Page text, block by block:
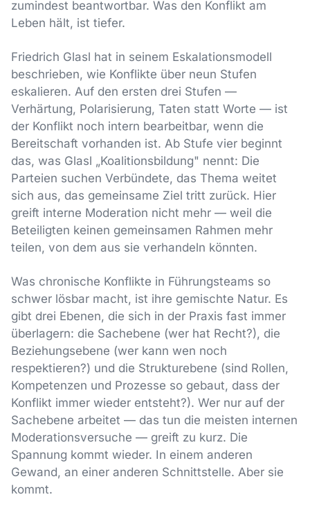
zumindest beantwortbar. Was den Konflikt am
Leben hält, ist tiefer.
Friedrich Glasl hat in seinem Eskalationsmodell
beschrieben, wie Konflikte über neun Stufen
eskalieren. Auf den ersten drei Stufen —
Verhärtung, Polarisierung, Taten statt Worte — ist
der Konflikt noch intern bearbeitbar, wenn die
Bereitschaft vorhanden ist. Ab Stufe vier beginnt
das, was Glasl „Koalitionsbildung" nennt: Die
Parteien suchen Verbündete, das Thema weitet
sich aus, das gemeinsame Ziel tritt zurück. Hier
greift interne Moderation nicht mehr — weil die
Beteiligten keinen gemeinsamen Rahmen mehr
teilen, von dem aus sie verhandeln könnten.
Was chronische Konflikte in Führungsteams so
schwer lösbar macht, ist ihre gemischte Natur. Es
gibt drei Ebenen, die sich in der Praxis fast immer
überlagern: die Sachebene (wer hat Recht?), die
Beziehungsebene (wer kann wen noch
respektieren?) und die Strukturebene (sind Rollen,
Kompetenzen und Prozesse so gebaut, dass der
Konflikt immer wieder entsteht?). Wer nur auf der
Sachebene arbeitet — das tun die meisten internen
Moderationsversuche — greift zu kurz. Die
Spannung kommt wieder. In einem anderen
Gewand, an einer anderen Schnittstelle. Aber sie
kommt.